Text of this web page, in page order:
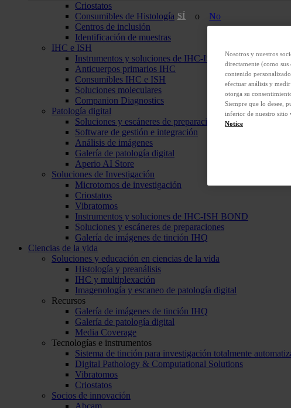
SÍ o No
Criostatos
Consumibles de Histología
Centros de inclusión
Identificación de muestras
IHC e ISH
Instrumentos y soluciones de IHC-ISH BOND
Anticuerpos primarios IHC
Consumibles IHC e ISH
Soluciones moleculares
Companion Diagnostics
Patología digital
Soluciones y escáneres de preparaciones
Software de gestión e integración
Análisis de imágenes
Galería de patología digital
Aperio AI Store
Soluciones de Investigación
Microtomos de investigación
Criostatos
Vibratomos
Instrumentos y soluciones de IHC-ISH BOND
Soluciones y escáneres de preparaciones
Galería de imágenes de tinción IHQ
Ciencias de la vida
Soluciones y educación en ciencias de la vida
Histología y preanálisis
IHC y multiplexación
Imagenología y escaneo de patología digital
Recursos
Galería de imágenes de tinción IHQ
Galería de patología digital
Media Coverage
Tecnologías e instrumentos
Sistema de tinción para investigación totalmente
Digital Pathology & Computational Solutions
Vibratomos
Criostatos
Socios de innovación
Abcam
Nosotros y nuestros
directamente (como
contenido
efectuar análisis y
otorga su
Siempre que lo desee,
inferior de nuestro sitio
Notice